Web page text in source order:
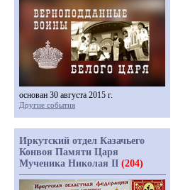
основан 30 августа 2015 г.
Другие события
Иркутский отдел Казачьего
Конвоя Памяти Царя
Мученика Николая II (204)